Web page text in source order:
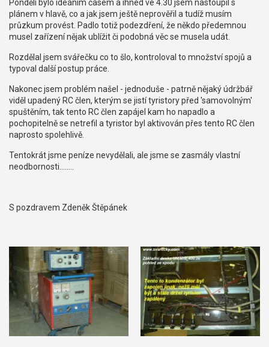
Pondělí bylo ideáním časem a ihned ve 4.30 jsem nastoupil s
plánem v hlavě, co a jak jsem ještě neprověřil a tudíž musím
průzkum provést. Padlo totiž podezdření, že někdo předemnou
musel zařízení nějak ublížit či podobná věc se musela udát.
Rozdělal jsem svářečku co to šlo, kontroloval to množství spojů a
typoval další postup práce.
Nakonec jsem problém našel - jednoduše - patrně nějaký údržbář
viděl upadený RC člen, kterým se jistí tyristory před 'samovolným'
spuštěním, tak tento RC člen zapájel kam ho napadlo a
pochopitelně se netrefil a tyristor byl aktivován přes tento RC člen
naprosto spolehlivě.
Tentokrát jsme peníze nevydělali, ale jsme se zasmály vlastní
neodbornosti........
S pozdravem Zdeněk Štěpánek